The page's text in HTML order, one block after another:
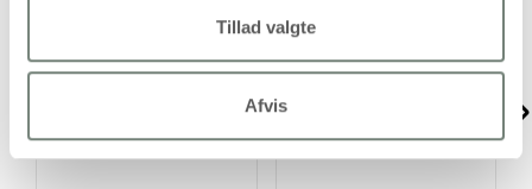
Tillad valgte
Afvis